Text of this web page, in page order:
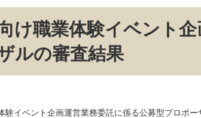
け職業体験イベント
ルの審査結果
験イベント企画運営業務委託に係る公募型プロポ